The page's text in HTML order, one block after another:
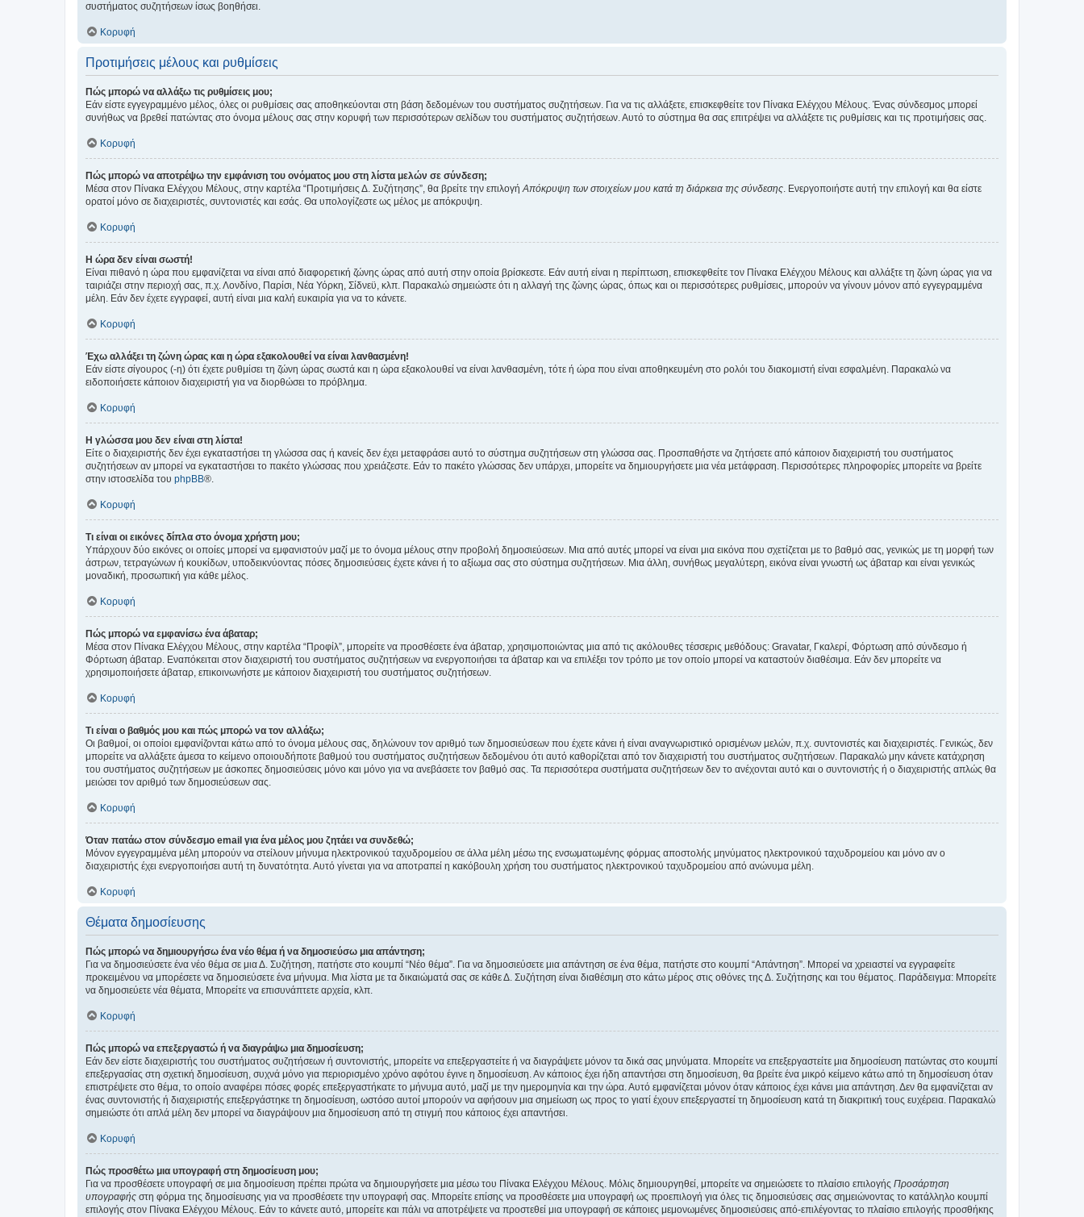
συστήματος συζητήσεων ίσως βοηθήσει.
Κορυφή
Προτιμήσεις μέλους και ρυθμίσεις
Πώς μπορώ να αλλάξω τις ρυθμίσεις μου;
Εάν είστε εγγεγραμμένο μέλος, όλες οι ρυθμίσεις σας αποθηκεύονται στη βάση δεδομένων του συστήματος συζητήσεων. Για να τις αλλάξετε, επισκεφθείτε τον Πίνακα Ελέγχου Μέλους. Ένας σύνδεσμος μπορεί
συνήθως να βρεθεί πατώντας στο όνομα μέλους σας στην κορυφή των περισσότερων σελίδων του συστήματος συζητήσεων. Αυτό το σύστημα θα σας επιτρέψει να αλλάξετε τις ρυθμίσεις και τις προτιμήσεις σας.
Κορυφή
Πώς μπορώ να αποτρέψω την εμφάνιση του ονόματος μου στη λίστα μελών σε σύνδεση;
Μέσα στον Πίνακα Ελέγχου Μέλους, στην καρτέλα “Προτιμήσεις Δ. Συζήτησης”, θα βρείτε την επιλογήΑπόκρυψη των στοιχείων μου κατά τη διάρκεια της σύνδεσης. Ενεργοποιήστε αυτή την επιλογή και θα είστε
ορατοί μόνο σε διαχειριστές, συντονιστές και εσάς. Θα υπολογίζεστε ως μέλος με απόκρυψη.
Κορυφή
Η ώρα δεν είναι σωστή!
Είναι πιθανό η ώρα που εμφανίζεται να είναι από διαφορετική ζώνης ώρας από αυτή στην οποία βρίσκεστε. Εάν αυτή είναι η περίπτωση, επισκεφθείτε τον Πίνακα Ελέγχου Μέλους και αλλάξτε τη ζώνη ώρας για να
ταιριάζει στην περιοχή σας, π.χ. Λονδίνο, Παρίσι, Νέα Υόρκη, Σίδνεϋ, κλπ. Παρακαλώ σημειώστε ότι η αλλαγή της ζώνης ώρας, όπως και οι περισσότερες ρυθμίσεις, μπορούν να γίνουν μόνον από εγγεγραμμένα
μέλη. Εάν δεν έχετε εγγραφεί, αυτή είναι μια καλή ευκαιρία για να το κάνετε.
Κορυφή
Έχω αλλάξει τη ζώνη ώρας και η ώρα εξακολουθεί να είναι λανθασμένη!
Εάν είστε σίγουρος (-η) ότι έχετε ρυθμίσει τη ζώνη ώρας σωστά και η ώρα εξακολουθεί να είναι λανθασμένη, τότε ή ώρα που είναι αποθηκευμένη στο ρολόι του διακομιστή είναι εσφαλμένη. Παρακαλώ να
ειδοποιήσετε κάποιον διαχειριστή για να διορθώσει το πρόβλημα.
Κορυφή
Η γλώσσα μου δεν είναι στη λίστα!
Είτε ο διαχειριστής δεν έχει εγκαταστήσει τη γλώσσα σας ή κανείς δεν έχει μεταφράσει αυτό το σύστημα συζητήσεων στη γλώσσα σας. Προσπαθήστε να ζητήσετε από κάποιον διαχειριστή του συστήματος
συζητήσεων αν μπορεί να εγκαταστήσει το πακέτο γλώσσας που χρειάζεστε. Εάν το πακέτο γλώσσας δεν υπάρχει, μπορείτε να δημιουργήσετε μια νέα μετάφραση. Περισσότερες πληροφορίες μπορείτε να βρείτε
στην ιστοσελίδα του phpBB®.
Κορυφή
Τι είναι οι εικόνες δίπλα στο όνομα χρήστη μου;
Υπάρχουν δύο εικόνες οι οποίες μπορεί να εμφανιστούν μαζί με το όνομα μέλους στην προβολή δημοσιεύσεων. Μια από αυτές μπορεί να είναι μια εικόνα που σχετίζεται με το βαθμό σας, γενικώς με τη μορφή των
άστρων, τετραγώνων ή κουκίδων, υποδεικνύοντας πόσες δημοσιεύσεις έχετε κάνει ή το αξίωμα σας στο σύστημα συζητήσεων. Μια άλλη, συνήθως μεγαλύτερη, εικόνα είναι γνωστή ως άβαταρ και είναι γενικώς
μοναδική, προσωπική για κάθε μέλος.
Κορυφή
Πώς μπορώ να εμφανίσω ένα άβαταρ;
Μέσα στον Πίνακα Ελέγχου Μέλους, στην καρτέλα “Προφίλ”, μπορείτε να προσθέσετε ένα άβαταρ, χρησιμοποιώντας μια από τις ακόλουθες τέσσερις μεθόδους: Gravatar, Γκαλερί, Φόρτωση από σύνδεσμο ή
Φόρτωση άβαταρ. Εναπόκειται στον διαχειριστή του συστήματος συζητήσεων να ενεργοποιήσει τα άβαταρ και να επιλέξει τον τρόπο με τον οποίο μπορεί να καταστούν διαθέσιμα. Εάν δεν μπορείτε να
χρησιμοποιήσετε άβαταρ, επικοινωνήστε με κάποιον διαχειριστή του συστήματος συζητήσεων.
Κορυφή
Τι είναι ο βαθμός μου και πώς μπορώ να τον αλλάξω;
Οι βαθμοί, οι οποίοι εμφανίζονται κάτω από το όνομα μέλους σας, δηλώνουν τον αριθμό των δημοσιεύσεων που έχετε κάνει ή είναι αναγνωριστικό ορισμένων μελών, π.χ. συντονιστές και διαχειριστές. Γενικώς, δεν
μπορείτε να αλλάξετε άμεσα το κείμενο οποιουδήποτε βαθμού του συστήματος συζητήσεων δεδομένου ότι αυτό καθορίζεται από τον διαχειριστή του συστήματος συζητήσεων. Παρακαλώ μην κάνετε κατάχρηση
του συστήματος συζητήσεων με άσκοπες δημοσιεύσεις μόνο και μόνο για να ανεβάσετε τον βαθμό σας. Τα περισσότερα συστήματα συζητήσεων δεν το ανέχονται αυτό και ο συντονιστής ή ο διαχειριστής απλώς θα
μειώσει τον αριθμό των δημοσιεύσεων σας.
Κορυφή
Όταν πατάω στον σύνδεσμο email για ένα μέλος μου ζητάει να συνδεθώ;
Μόνον εγγεγραμμένα μέλη μπορούν να στείλουν μήνυμα ηλεκτρονικού ταχυδρομείου σε άλλα μέλη μέσω της ενσωματωμένης φόρμας αποστολής μηνύματος ηλεκτρονικού ταχυδρομείου και μόνο αν ο
διαχειριστής έχει ενεργοποιήσει αυτή τη δυνατότητα. Αυτό γίνεται για να αποτραπεί η κακόβουλη χρήση του συστήματος ηλεκτρονικού ταχυδρομείου από ανώνυμα μέλη.
Κορυφή
Θέματα δημοσίευσης
Πώς μπορώ να δημιουργήσω ένα νέο θέμα ή να δημοσιεύσω μια απάντηση;
Για να δημοσιεύσετε ένα νέο θέμα σε μια Δ. Συζήτηση, πατήστε στο κουμπί “Νέο θέμα”. Για να δημοσιεύσετε μια απάντηση σε ένα θέμα, πατήστε στο κουμπί “Απάντηση”. Μπορεί να χρειαστεί να εγγραφείτε
προκειμένου να μπορέσετε να δημοσιεύσετε ένα μήνυμα. Μια λίστα με τα δικαιώματά σας σε κάθε Δ. Συζήτηση είναι διαθέσιμη στο κάτω μέρος στις οθόνες της Δ. Συζήτησης και του θέματος. Παράδειγμα: Μπορείτε
να δημοσιεύετε νέα θέματα, Μπορείτε να επισυνάπτετε αρχεία, κλπ.
Κορυφή
Πώς μπορώ να επεξεργαστώ ή να διαγράψω μια δημοσίευση;
Εάν δεν είστε διαχειριστής του συστήματος συζητήσεων ή συντονιστής, μπορείτε να επεξεργαστείτε ή να διαγράψετε μόνον τα δικά σας μηνύματα. Μπορείτε να επεξεργαστείτε μια δημοσίευση πατώντας στο κουμπί
επεξεργασίας στη σχετική δημοσίευση, συχνά μόνο για περιορισμένο χρόνο αφότου έγινε η δημοσίευση. Αν κάποιος έχει ήδη απαντήσει στη δημοσίευση, θα βρείτε ένα μικρό κείμενο κάτω από τη δημοσίευση όταν
επιστρέψετε στο θέμα, το οποίο αναφέρει πόσες φορές επεξεργαστήκατε το μήνυμα αυτό, μαζί με την ημερομηνία και την ώρα. Αυτό εμφανίζεται μόνον όταν κάποιος έχει κάνει μια απάντηση. Δεν θα εμφανίζεται αν
ένας συντονιστής ή διαχειριστής επεξεργάστηκε τη δημοσίευση, ωστόσο αυτοί μπορούν να αφήσουν μια σημείωση ως προς το γιατί έχουν επεξεργαστεί τη δημοσίευση κατά τη διακριτική τους ευχέρεια. Παρακαλώ
σημειώστε ότι απλά μέλη δεν μπορεί να διαγράψουν μια δημοσίευση από τη στιγμή που κάποιος έχει απαντήσει.
Κορυφή
Πώς προσθέτω μια υπογραφή στη δημοσίευση μου;
Για να προσθέσετε υπογραφή σε μια δημοσίευση πρέπει πρώτα να δημιουργήσετε μια μέσω του Πίνακα Ελέγχου Μέλους. Μόλις δημιουργηθεί, μπορείτε να σημειώσετε το πλαίσιο επιλογής Προσάρτηση
υπογραφής στη φόρμα της δημοσίευσης για να προσθέσετε την υπογραφή σας. Μπορείτε επίσης να προσθέσετε μια υπογραφή ως προεπιλογή για όλες τις δημοσιεύσεις σας σημειώνοντας το κατάλληλο κουμπί
επιλογής στον Πίνακα Ελέγχου Μέλους. Εάν το κάνετε αυτό, μπορείτε και πάλι να αποτρέψετε να προστεθεί μια υπογραφή σε κάποιες μεμονωμένες δημοσιεύσεις από-επιλέγοντας το πλαίσιο επιλογής προσθήκης